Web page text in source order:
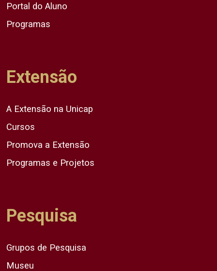
Portal do Aluno
Programas
Extensão
A Extensão na Unicap
Cursos
Promova a Extensão
Programas e Projetos
Pesquisa
Grupos de Pesquisa
Museu